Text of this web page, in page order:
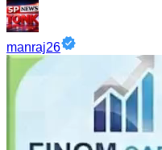
manraj26